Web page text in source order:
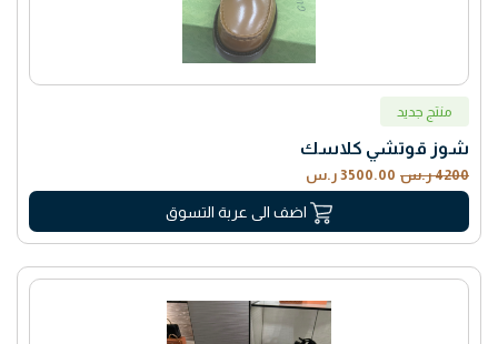
منتج جديد
شوز قوتشي كلاسك
4200 ر.س 3500.00 ر.س
اضف الى عربة التسوق